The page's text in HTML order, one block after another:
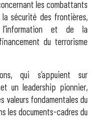
les combattants
sécurité des frontières,
et de la
du terrorisme
qui s’appuient sur
un leadership pionnier,
valeurs fondamentales du
les documents-cadres du